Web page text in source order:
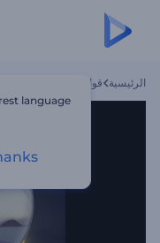
الرئيسية قوالب
language